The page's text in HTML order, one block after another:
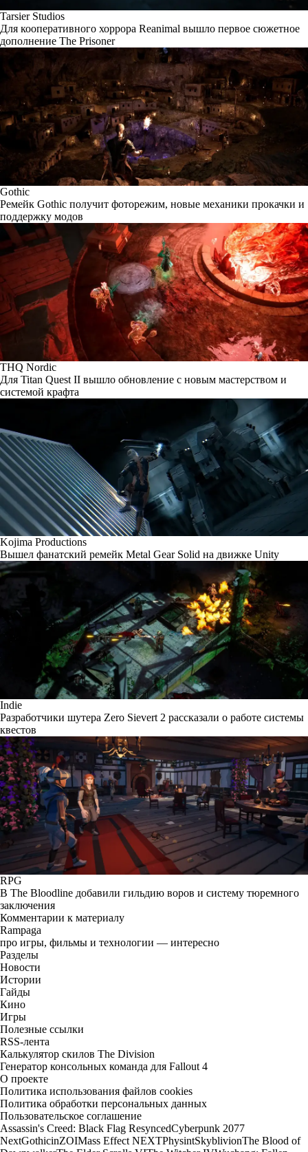
Tarsier Studios
Для кооперативного хоррора Reanimal вышло первое сюжетное
дополнение The Prisoner
Gothic
Ремейк Gothic получит фоторежим, новые механики прокачки и
поддержку модов
THQ Nordic
Для Titan Quest II вышло обновление с новым мастерством и
системой крафта
Kojima Productions
Вышел фанатский ремейк Metal Gear Solid на движке Unity
Indie
Разработчики шутера Zero Sievert 2 рассказали о работе системы
квестов
RPG
В The Bloodline добавили гильдию воров и систему тюремного
заключения
Комментарии к материалу
Rampaga
про игры, фильмы и технологии — интересно
Разделы
Новости
Истории
Гайды
Кино
Игры
Полезные ссылки
RSS-лента
Калькулятор скилов The Division
Генератор консольных команда для Fallout 4
О проекте
Политика использования файлов cookies
Политика обработки персональных данных
Пользовательское соглашение
Assassin's Creed: Black Flag ResyncedCyberpunk 2077
NextGothicinZOIMass Effect NEXTPhysintSkyblivionThe Blood of